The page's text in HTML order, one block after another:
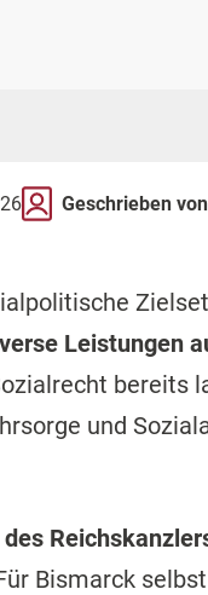
Geschrieben
Leistungen
bereits
und
Bismarck